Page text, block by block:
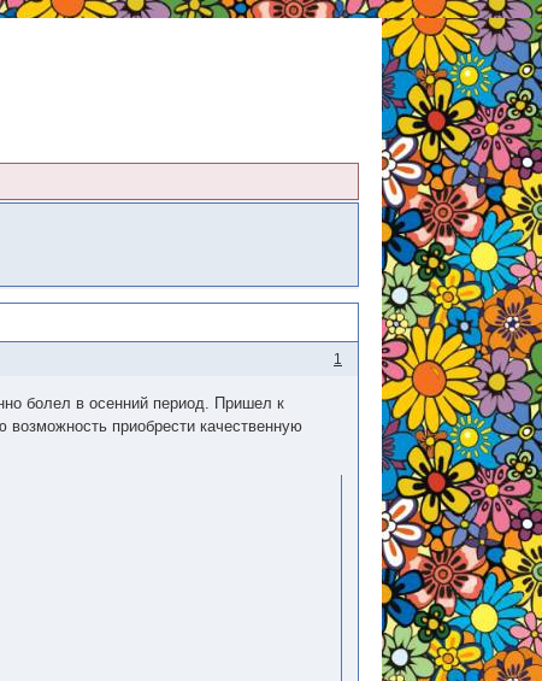
1
болел в осенний период. Пришел к
приобрести качественную